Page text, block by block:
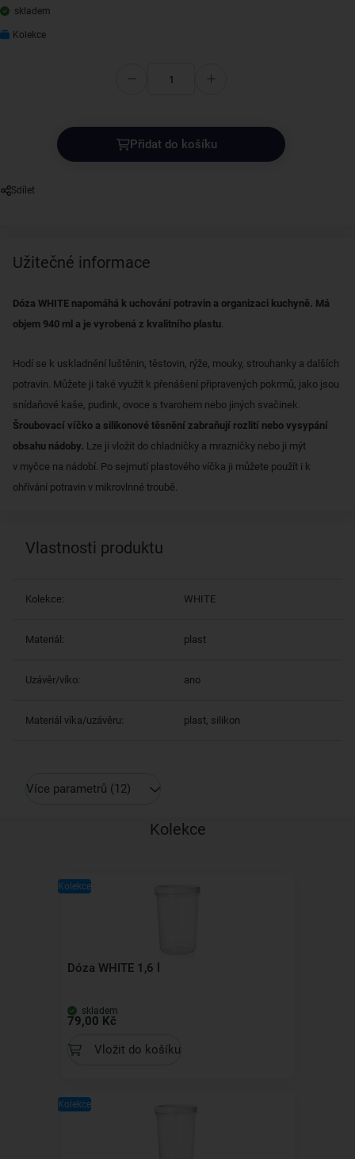
skladem
Kolekce
Přidat do košíku
Sdílet
Užitečné informace
Dóza WHITE napomáhá k uchování potravin a organizaci kuchyně. Má
objem 940 ml a je vyrobená z kvalitního plastu.
Hodí se k uskladnění luštěnin, těstovin, rýže, mouky, strouhanky a dalších
potravin. Můžete ji také využít k přenášení připravených pokrmů, jako jsou
snídaňové kaše, pudink, ovoce s tvarohem nebo jiných svačinek.
Šroubovací víčko a silikonové těsnění zabraňují rozlití nebo vysypání
obsahu nádoby. Lze ji vložit do chladničky a mrazničky nebo ji mýt
v myčce na nádobí. Po sejmutí plastového víčka ji můžete použít i k
ohřívání potravin v mikrovlnné troubě.
Vlastnosti produktu
Kolekce: WHITE
Materiál: plast
Uzávěr/víko: ano
Materiál víka/uzávěru: plast, silikon
Více parametrů (12)
Kolekce
Kolekce
Dóza WHITE 1,6 l
skladem
79,00 Kč
Vložit do košíku
Kolekce